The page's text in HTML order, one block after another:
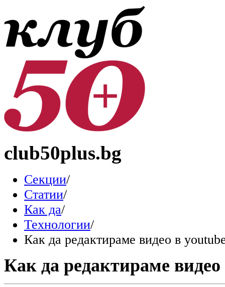
club50plus.bg
Секции/
Статии/
Как да/
Технологии/
Как да редактираме видео в
Как да редактираме